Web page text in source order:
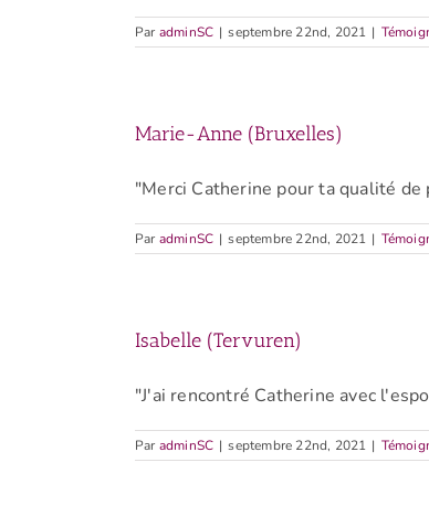
Par adminSC | septembre 22nd, 2021 |
Marie-Anne (Bruxelles)
"Merci Catherine pour ta qualité
Par adminSC | septembre 22nd, 2021 |
Isabelle (Tervuren)
"J'ai rencontré Catherine avec
Par adminSC | septembre 22nd, 2021 |